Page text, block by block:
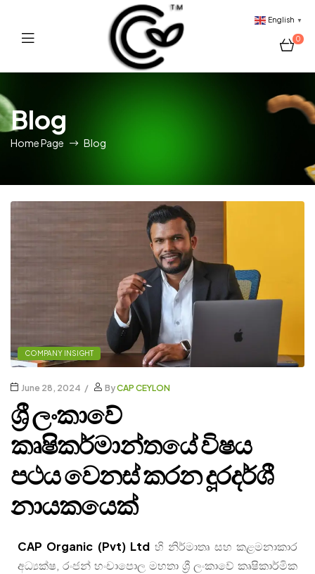
Tropical
Fruits
Provider
0
Blog
Home Page Blog
COMPANY INSIGHT
June 28, 2024 ByCAP CEYLON
ශ්‍රී ලංකාවේ
කෘෂිකර්මාන්තයේ විෂය
පථය වෙනස් කරන දූරදර්ශී
නායකයෙක්
CAP Organic (Pvt) Ltd හි නිර්මාතෘ සහ කළමනාකාර
අධ්‍යක්ෂ, රංජන් හංචාපොල මහතා ශ්‍රී ලංකාවේ කෘෂිකාර්මික
English ▼